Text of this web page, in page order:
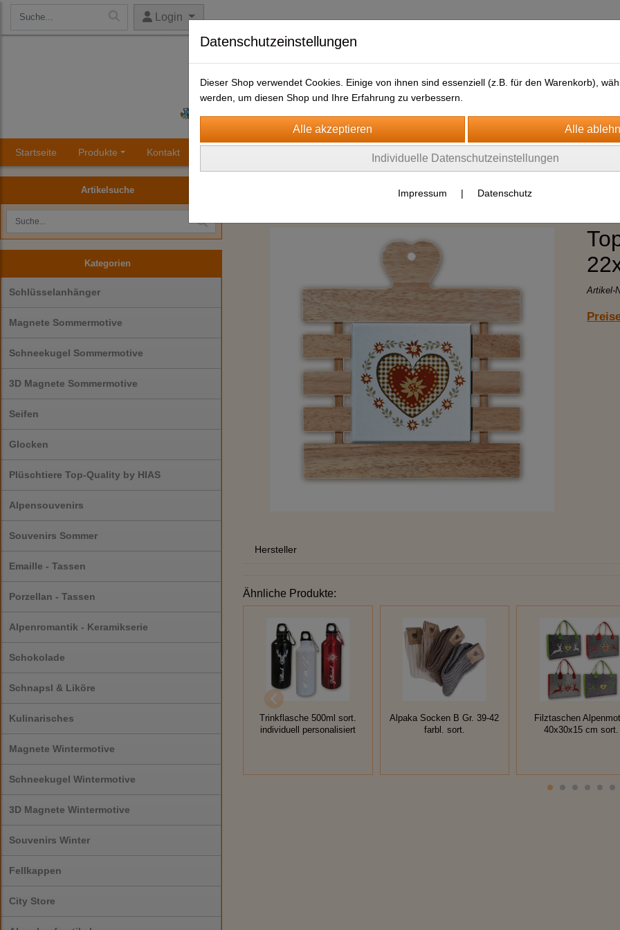
Login
Startseite Produkte Kontakt
Artikelsuche
Kategorien
Schlüsselanhänger
Magnete Sommermotive
Schneekugel Sommermotive
3D Magnete Sommermotive
Seifen
Glocken
Plüschtiere Top-Quality by HIAS
Alpensouvenirs
Souvenirs Sommer
Emaille - Tassen
Porzellan - Tassen
Alpenromantik - Keramikserie
Schokolade
Schnapsl & Liköre
Kulinarisches
Magnete Wintermotive
Schneekugel Wintermotive
3D Magnete Wintermotive
Souvenirs Winter
Fellkappen
City Store
Artikel-
Hersteller
Ähnliche Produkte:
Trinkflasche 500ml sort.
individuell personalisiert
Alpaka Socken B Gr. 39-42
farbl. sort.
Filztaschen
40x30x15 cm sort.
Datenschutzeinstellungen
Dieser Shop verwendet Cookies. Einige von ihnen sind essenziell (z.B. für den Warenkorb),
werden, um diesen Shop und Ihre Erfahrung zu verbessern.
Individuelle Datenschutzeinstellungen
Impressum | Datenschutz